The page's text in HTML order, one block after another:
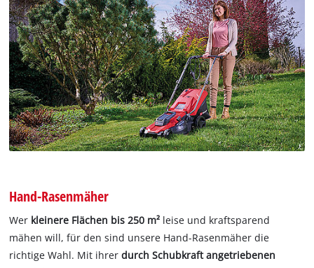
Hand-Rasenmäher
Wer kleinere Flächen bis 250 m² leise und kraftsparend
mähen will, für den sind unsere Hand-Rasenmäher die
richtige Wahl. Mit ihrerdurch Schubkraft angetriebenen